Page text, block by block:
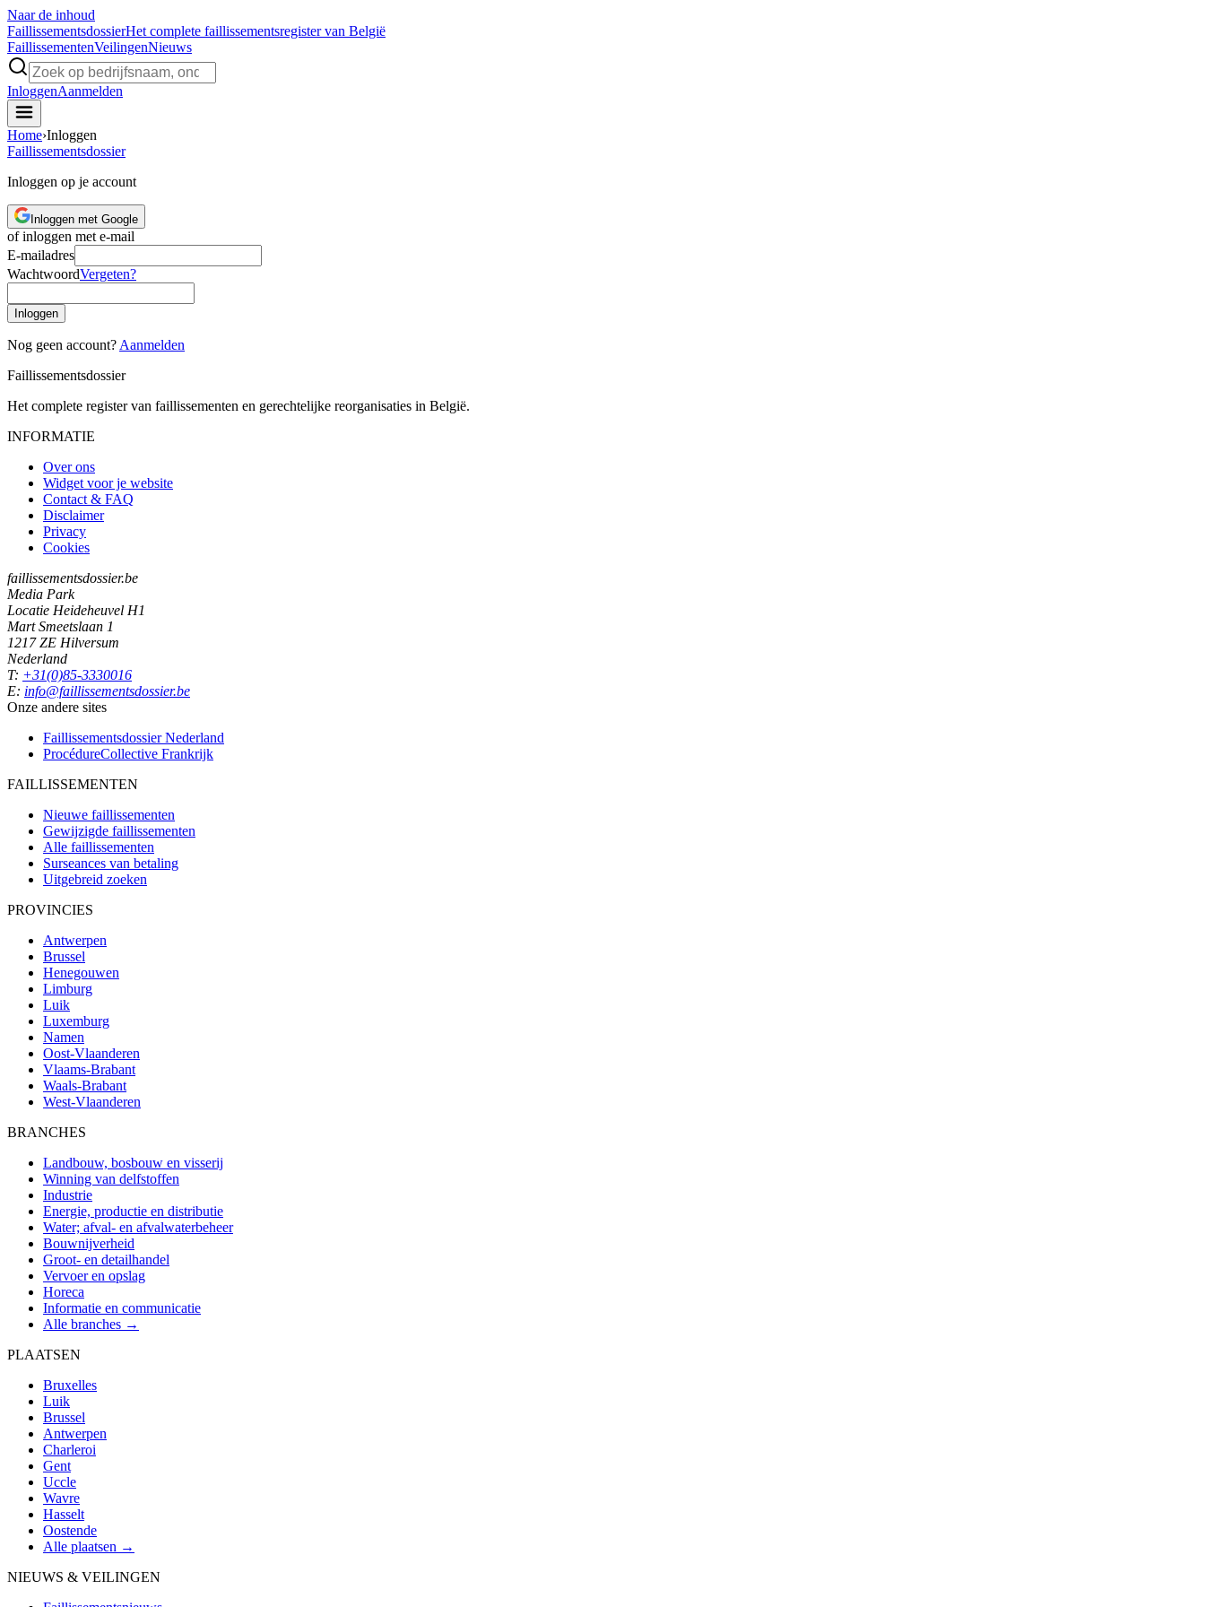
Naar de inhoud
FaillissementsdossierHet complete faillissementsregister van België
FaillissementenVeilingenNieuws
InloggenAanmelden
Home›Inloggen
Faillissementsdossier
Inloggen op je account
Inloggen met Google
of inloggen met e-mail
E-mailadres
WachtwoordVergeten?
Inloggen
Nog geen account? Aanmelden
Faillissementsdossier
Het complete register van faillissementen en gerechtelijke reorganisaties in België.
INFORMATIE
Over ons
Widget voor je website
Contact & FAQ
Disclaimer
Privacy
Cookies
faillissementsdossier.be
Media Park
Locatie Heideheuvel H1
Mart Smeetslaan 1
1217 ZE Hilversum
Nederland
T: +31(0)85-3330016
E: info@faillissementsdossier.be
Onze andere sites
Faillissementsdossier Nederland
ProcédureCollective Frankrijk
FAILLISSEMENTEN
Nieuwe faillissementen
Gewijzigde faillissementen
Alle faillissementen
Surseances van betaling
Uitgebreid zoeken
PROVINCIES
Antwerpen
Brussel
Henegouwen
Limburg
Luik
Luxemburg
Namen
Oost-Vlaanderen
Vlaams-Brabant
Waals-Brabant
West-Vlaanderen
BRANCHES
Landbouw, bosbouw en visserij
Winning van delfstoffen
Industrie
Energie, productie en distributie
Water; afval- en afvalwaterbeheer
Bouwnijverheid
Groot- en detailhandel
Vervoer en opslag
Horeca
Informatie en communicatie
Alle branches →
PLAATSEN
Bruxelles
Luik
Brussel
Antwerpen
Charleroi
Gent
Uccle
Wavre
Hasselt
Oostende
Alle plaatsen →
NIEUWS & VEILINGEN